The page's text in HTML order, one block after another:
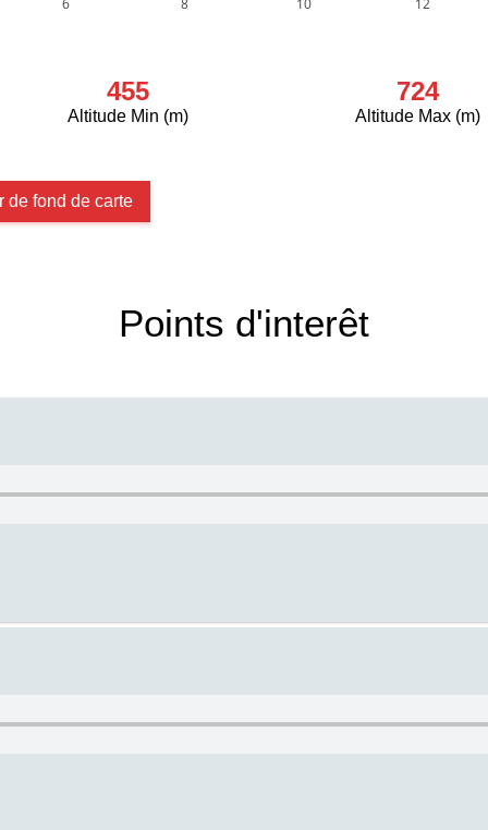
6 8 10 12
455
Altitude Min (m)
724
Altitude Max (m)
de fond de carte
Points d'interêt